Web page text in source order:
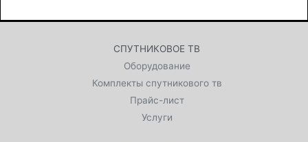
СПУТНИКОВОЕ ТВ
Оборудование
Комплекты спутникового тв
Прайс-лист
Услуги